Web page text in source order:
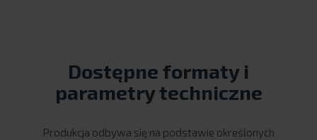
Dostępne formaty i
parametry techniczne
Produkcja odbywa się na podstawie określonych